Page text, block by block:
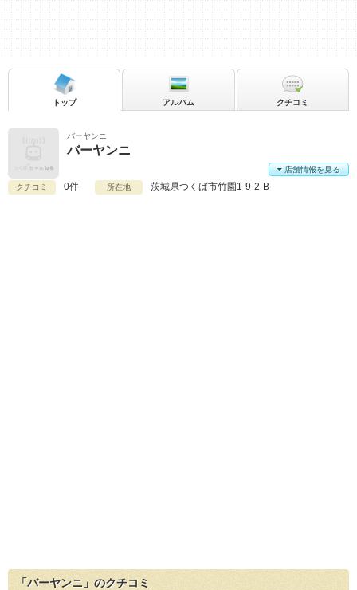
バーヤンニ
バーヤンニ
クチコミ 0件 所在地 茨城県つくば市竹園1-9-2-B
店舗情報を見る
トップ アルバム クチコミ
「バーヤンニ」のクチコミ